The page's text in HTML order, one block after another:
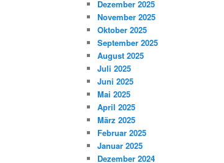
Dezember 2025
November 2025
Oktober 2025
September 2025
August 2025
Juli 2025
Juni 2025
Mai 2025
April 2025
März 2025
Februar 2025
Januar 2025
Dezember 2024